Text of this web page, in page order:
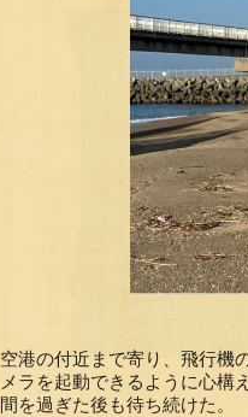
空港の付近まで寄り、飛行機
メラを起動できるように心構
間を過ぎた後も待ち続けた。